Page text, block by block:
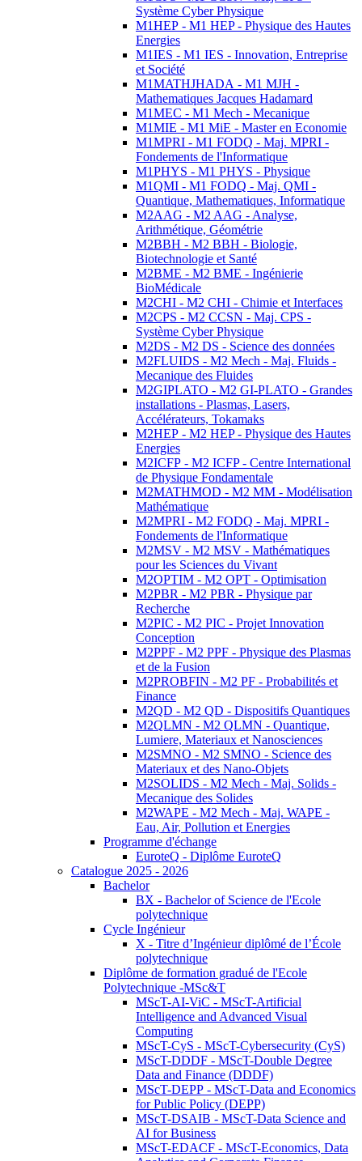
Système Cyber Physique
M1HEP - M1 HEP - Physique des Hautes
Energies
M1IES - M1 IES - Innovation, Entreprise
et Société
M1MATHJHADA - M1 MJH -
Mathematiques Jacques Hadamard
M1MEC - M1 Mech - Mecanique
M1MIE - M1 MiE - Master en Economie
M1MPRI - M1 FODQ - Maj. MPRI -
Fondements de l'Informatique
M1PHYS - M1 PHYS - Physique
M1QMI - M1 FODQ - Maj. QMI -
Quantique, Mathematiques, Informatique
M2AAG - M2 AAG - Analyse,
Arithmétique, Géométrie
M2BBH - M2 BBH - Biologie,
Biotechnologie et Santé
M2BME - M2 BME - Ingénierie
BioMédicale
M2CHI - M2 CHI - Chimie et Interfaces
M2CPS - M2 CCSN - Maj. CPS -
Système Cyber Physique
M2DS - M2 DS - Science des données
M2FLUIDS - M2 Mech - Maj. Fluids -
Mecanique des Fluides
M2GIPLATO - M2 GI-PLATO - Grandes
installations - Plasmas, Lasers,
Accélérateurs, Tokamaks
M2HEP - M2 HEP - Physique des Hautes
Energies
M2ICFP - M2 ICFP - Centre International
de Physique Fondamentale
M2MATHMOD - M2 MM - Modélisation
Mathématique
M2MPRI - M2 FODQ - Maj. MPRI -
Fondements de l'Informatique
M2MSV - M2 MSV - Mathématiques
pour les Sciences du Vivant
M2OPTIM - M2 OPT - Optimisation
M2PBR - M2 PBR - Physique par
Recherche
M2PIC - M2 PIC - Projet Innovation
Conception
M2PPF - M2 PPF - Physique des Plasmas
et de la Fusion
M2PROBFIN - M2 PF - Probabilités et
Finance
M2QD - M2 QD - Dispositifs Quantiques
M2QLMN - M2 QLMN - Quantique,
Lumiere, Materiaux et Nanosciences
M2SMNO - M2 SMNO - Science des
Materiaux et des Nano-Objets
M2SOLIDS - M2 Mech - Maj. Solids -
Mecanique des Solides
M2WAPE - M2 Mech - Maj. WAPE -
Eau, Air, Pollution et Energies
Programme d'échange
EuroteQ - Diplôme EuroteQ
Catalogue 2025 - 2026
Bachelor
BX - Bachelor of Science de l'Ecole
polytechnique
Cycle Ingénieur
X - Titre d’Ingénieur diplômé de l’École
polytechnique
Diplôme de formation gradué de l'Ecole
Polytechnique -MSc&T
MScT-AI-ViC - MScT-Artificial
Intelligence and Advanced Visual
Computing
MScT-CyS - MScT-Cybersecurity (CyS)
MScT-DDDF - MScT-Double Degree
Data and Finance (DDDF)
MScT-DEPP - MScT-Data and Economics
for Public Policy (DEPP)
MScT-DSAIB - MScT-Data Science and
AI for Business
MScT-EDACF - MScT-Economics, Data